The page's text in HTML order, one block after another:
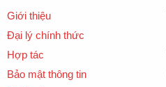
Giới thiệu
Đại lý chính thức
Hợp tác
Bảo mật thông tin